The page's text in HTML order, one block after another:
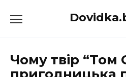
до
Чому твір “Том